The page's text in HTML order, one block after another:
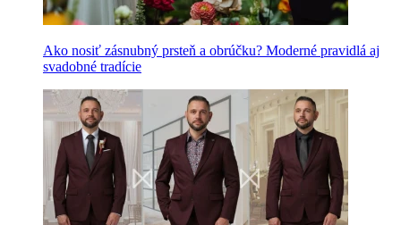
Ako nosiť zásnubný prsteň a obrúčku? Moderné pravidlá aj
svadobné tradície